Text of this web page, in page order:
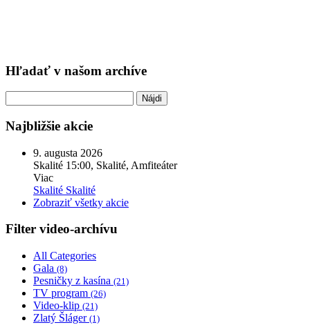
Hľadať v našom archíve
Najbližšie akcie
9. augusta 2026
Skalité 15:00, Skalité, Amfiteáter
Viac
Skalité Skalité
Zobraziť všetky akcie
Filter video-archívu
All Categories
Gala (8)
Pesničky z kasína (21)
TV program (26)
Video-klip (21)
Zlatý Šláger (1)